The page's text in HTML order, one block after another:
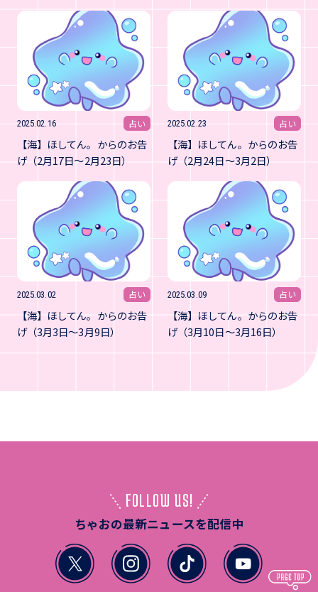
2025.02.16 占い
【海】ほしてん。からのお告
げ（2月17日～2月23日）
2025.02.23 占い
【海】ほしてん。からのお告
げ（2月24日～3月2日）
2025.03.02 占い
【海】ほしてん。からのお告
げ（3月3日～3月9日）
2025.03.09 占い
【海】ほしてん。からのお告
げ（3月10日～3月16日）
FOLLOW US!
ちゃおの最新ニュースを配信中